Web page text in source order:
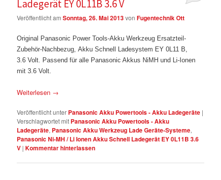
Ladegerät EY 0L11B 3.6 V
Veröffentlicht amSonntag, 26. Mai 2013vonFugentechnik Ott
Original Panasonic Power Tools-Akku Werkzeug Ersatzteil-
Zubehör-Nachbezug, Akku Schnell Ladesystem EY 0L11 B,
3.6 Volt. Passend für alle Panasonic Akkus NiMH und Li-Ionen
mit 3.6 Volt.
Weiterlesen →
Veröffentlicht unter Panasonic Akku Powertools - Akku Ladegeräte |
Verschlagwortet mit Panasonic Akku Powertools - Akku
Ladegeräte, Panasonic Akku Werkzeug Lade Geräte-Systeme,
Panasonic Ni-MH / Li Ionen Akku Schnell Ladegerät EY 0L11B 3.6
V |Kommentar hinterlassen